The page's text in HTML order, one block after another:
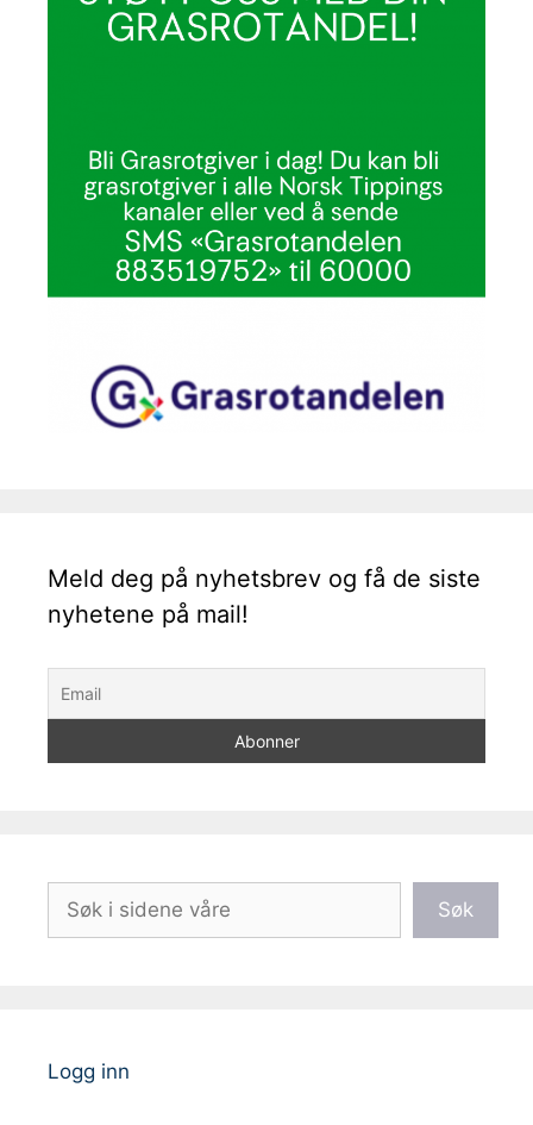
Meld deg på nyhetsbrev og få de siste
nyhetene på mail!
Søk
Søk
Logg inn